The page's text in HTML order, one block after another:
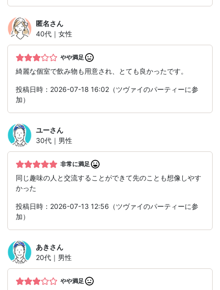
匿名さん
40代｜女性
やや満足
綺麗な個室で飲み物も用意され、とても良かったです。
投稿日時：2026-07-18 16:02（ツヴァイのパーティーに参
加）
ユーさん
30代｜男性
非常に満足
同じ趣味の人と交流することができて先のことも想像しやす
かった
投稿日時：2026-07-13 12:56（ツヴァイのパーティーに参
加）
あきさん
20代｜男性
やや満足